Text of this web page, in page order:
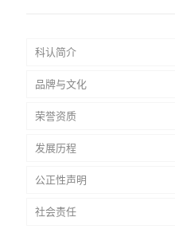
科认简介
品牌与文化
荣誉资质
发展历程
公正性声明
社会责任